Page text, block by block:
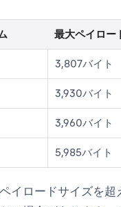
最大ペイロー
3,807バイト
3,930バイト
3,960バイト
5,985バイト
イロードサイズを超